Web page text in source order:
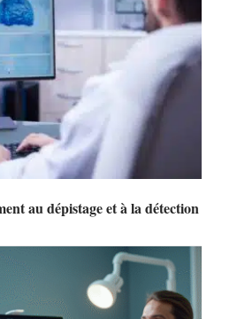
au dépistage et à la détection